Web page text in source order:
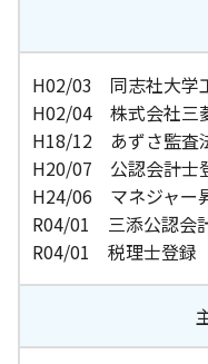
H02/03 同志社大学
H02/04 株式会社三
H18/12 あずさ監査
H20/07 公認会計士
H24/06 マネジャー
R04/01 三添公認会
R04/01 税理士登録